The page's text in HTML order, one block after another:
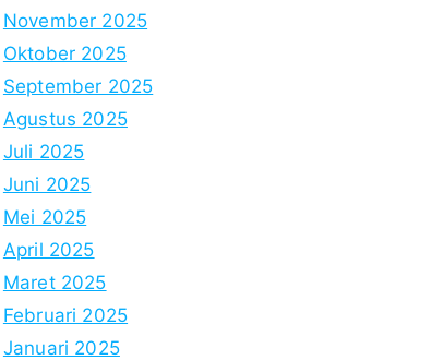
November 2025
Oktober 2025
September 2025
Agustus 2025
Juli 2025
Juni 2025
Mei 2025
April 2025
Maret 2025
Februari 2025
Januari 2025